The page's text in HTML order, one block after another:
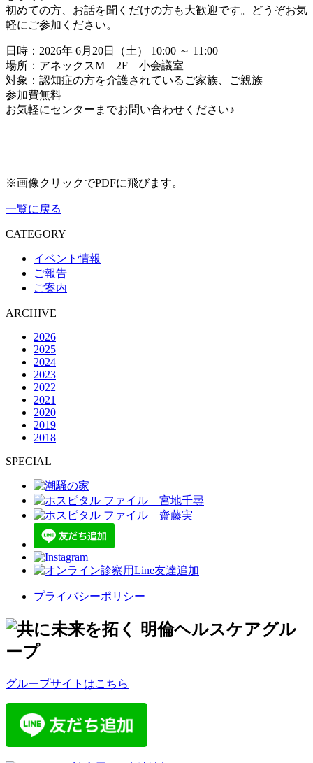
初めての方、お話を聞くだけの方も大歓迎です。どうぞお気
軽にご参加ください。
日時：2026年 6月20日（土） 10:00 ～ 11:00
場所：アネックスM 2F 小会議室
対象：認知症の方を介護されているご家族、ご親族
参加費無料
お気軽にセンターまでお問い合わせください♪
※画像クリックでPDFに飛びます。
一覧に戻る
CATEGORY
イベント情報
ご報告
ご案内
ARCHIVE
2026
2025
2024
2023
2022
2021
2020
2019
2018
SPECIAL
プライバシーポリシー
グループサイトはこちら